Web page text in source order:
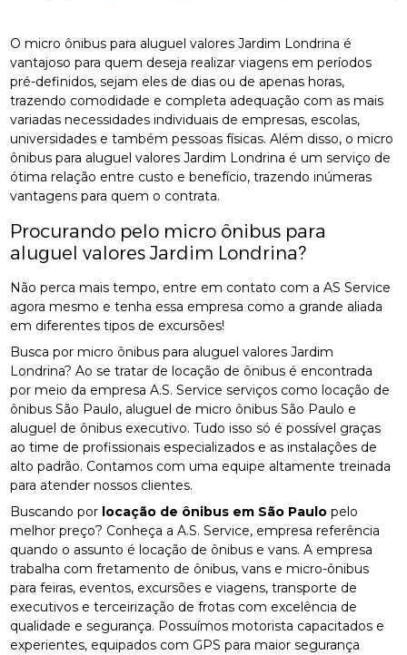
O micro ônibus para aluguel valores Jardim Londrina é
vantajoso para quem deseja realizar viagens em períodos
pré-definidos, sejam eles de dias ou de apenas horas,
trazendo comodidade e completa adequação com as mais
variadas necessidades individuais de empresas, escolas,
universidades e também pessoas físicas. Além disso, o micro
ônibus para aluguel valores Jardim Londrina é um serviço de
ótima relação entre custo e benefício, trazendo inúmeras
vantagens para quem o contrata.
Procurando pelo micro ônibus para
aluguel valores Jardim Londrina?
Não perca mais tempo, entre em contato com a AS Service
agora mesmo e tenha essa empresa como a grande aliada
em diferentes tipos de excursões!
Busca por micro ônibus para aluguel valores Jardim
Londrina? Ao se tratar de locação de ônibus é encontrada
por meio da empresa A.S. Service serviços como locação de
ônibus São Paulo, aluguel de micro ônibus São Paulo e
aluguel de ônibus executivo. Tudo isso só é possível graças
ao time de profissionais especializados e as instalações de
alto padrão. Contamos com uma equipe altamente treinada
para atender nossos clientes.
Buscando por locação de ônibus em São Paulo pelo
melhor preço? Conheça a A.S. Service, empresa referência
quando o assunto é locação de ônibus e vans. A empresa
trabalha com fretamento de ônibus, vans e micro-ônibus
para feiras, eventos, excursões e viagens, transporte de
executivos e terceirização de frotas com excelência de
qualidade e segurança. Possuímos motorista capacitados e
experientes, equipados com GPS para maior segurança